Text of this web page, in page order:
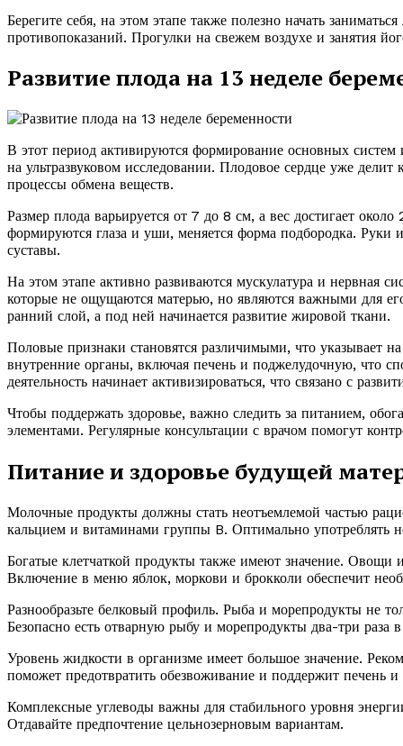
Берегите себя, на этом этапе также полезно начать
противопоказаний. Прогулки на свежем воздухе и занятия
Развитие плода на 13 неделе
В этот период активируются формирование основных
на ультразвуковом исследовании. Плодовое сердце уже
процессы обмена веществ.
Размер плода варьируется от 7 до 8 см, а вес достигает
формируются глаза и уши, меняется форма подбородка. Руки
суставы.
На этом этапе активно развиваются мускулатура и нервная
которые не ощущаются матерью, но являются важными для
ранний слой, а под ней начинается развитие жировой ткани.
Половые признаки становятся различимыми, что указывает
внутренние органы, включая печень и поджелудочную, что
деятельность начинает активизироваться, что связано с
Чтобы поддержать здоровье, важно следить за питанием,
элементами. Регулярные консультации с врачом помогут
Питание и здоровье будущей
Молочные продукты должны стать неотъемлемой частью
кальцием и витаминами группы B. Оптимально употреблять
Богатые клетчаткой продукты также имеют значение.
Включение в меню яблок, моркови и брокколи обеспечит
Разнообразьте белковый профиль. Рыба и морепродукты не
Безопасно есть отварную рыбу и морепродукты два-три раза
Уровень жидкости в организме имеет большое значение.
поможет предотвратить обезвоживание и поддержит печень
Комплексные углеводы важны для стабильного уровня
Отдавайте предпочтение цельнозерновым вариантам.